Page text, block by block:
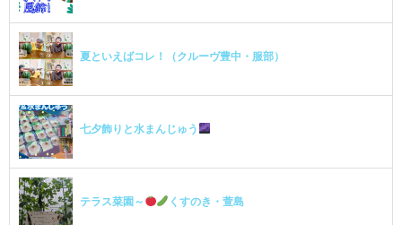
夏といえばコレ！（クルーヴ豊中・服部）
七夕飾りと水まんじゅう
テラス菜園～ くすのき・萱島